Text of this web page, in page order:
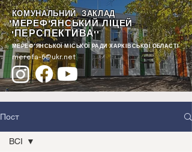
КОМУНАЛЬНИЙ ЗАКЛАД
"МЕРЕФ'ЯНСЬКИЙ ЛІЦЕЙ
"ПЕРСПЕКТИВА""
МЕРЕФ'ЯНСЬКОЇ МІСЬКОЇ РАДИ ХАРКІВСЬКОЇ ОБЛАСТІ
merefa-6@ukr.net
Пост
ВСІ